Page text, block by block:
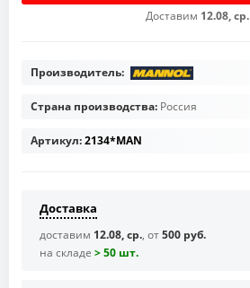
Доставим 12.08, ср.
Производитель:
Страна производства: Россия
Артикул:2134*MAN
Доставка
доставим 12.08, ср., от500 руб.
на складе > 50 шт.